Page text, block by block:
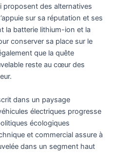
proposent des alternatives
sur sa réputation et ses
la batterie lithium-ion et la
conserver sa place sur le
que la quête
reste au cœur des
dans un paysage
électriques progresse
écologiques
et commercial assure à
dans un segment haut